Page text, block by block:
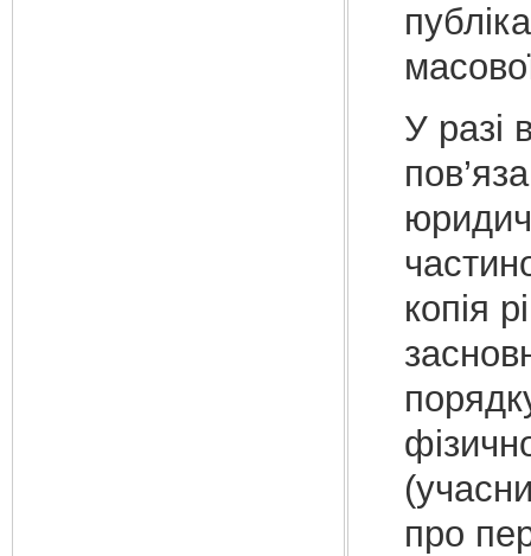
У разі
копія
про